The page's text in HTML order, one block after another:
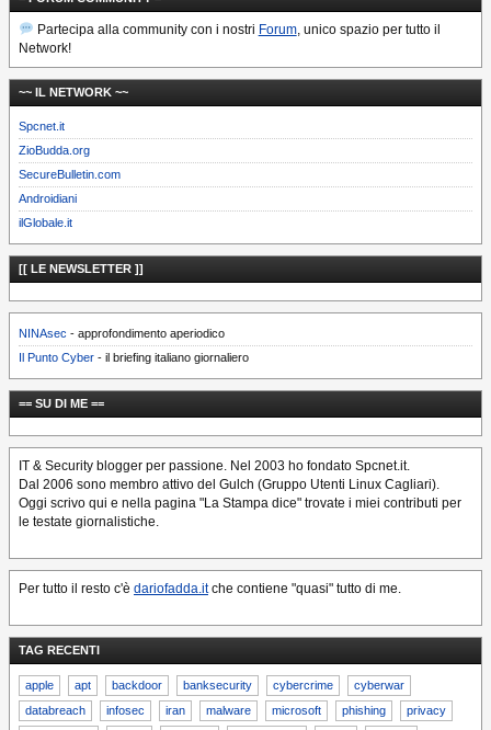
Partecipa alla community con i nostri Forum, unico spazio per tutto il
Network!
~~ IL NETWORK ~~
Spcnet.it
ZioBudda.org
SecureBulletin.com
Androidiani
ilGlobale.it
[[ LE NEWSLETTER ]]
NINAsec - approfondimento aperiodico
Il Punto Cyber - il briefing italiano giornaliero
== SU DI ME ==
IT & Security blogger per passione. Nel 2003 ho fondato Spcnet.it.
Dal 2006 sono membro attivo del Gulch (Gruppo Utenti Linux Cagliari).
Oggi scrivo qui e nella pagina "La Stampa dice" trovate i miei contributi per
le testate giornalistiche.
Per tutto il resto c'è dariofadda.itche contiene "quasi" tutto di me.
TAG RECENTI
apple apt backdoor banksecurity cybercrime
cyberwar
databreach
infosec iran malware microsoft phishing
privacy